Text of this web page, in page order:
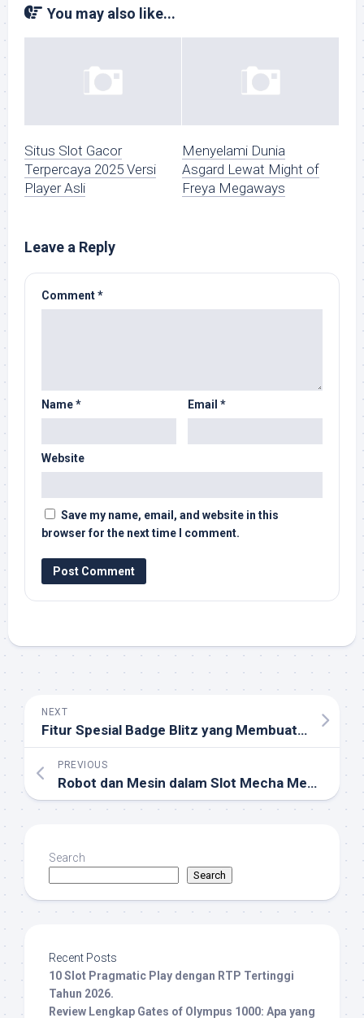
You may also like...
Situs Slot Gacor
Terpercaya 2025 Versi
Player Asli
Menyelami Dunia
Asgard Lewat Might of
Freya Megaways
Leave a Reply
Comment*
Name* Email *
Website
Save my name, email, and website in this
browser for the next time I comment.
NEXT
Fitur Spesial Badge Blitz yang Membuatmu Ketagihan
PREVIOUS
Robot dan Mesin dalam Slot Mecha Megaways
Search
Search
Recent Posts
10 Slot Pragmatic Play dengan RTP Tertinggi
Tahun 2026.
Review Lengkap Gates of Olympus 1000: Apa yang